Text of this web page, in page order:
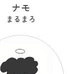
ナモ
まるまろ